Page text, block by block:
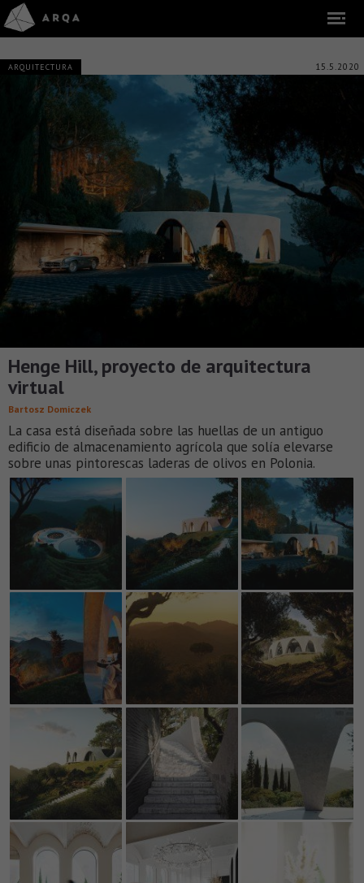
ARQUITECTURA 15.5.2020
Henge Hill, proyecto de arquitectura
virtual
Bartosz Domiczek
La casa está diseñada sobre las huellas de un antiguo
edificio de almacenamiento agrícola que solía elevarse
sobre unas pintorescas laderas de olivos en Polonia.